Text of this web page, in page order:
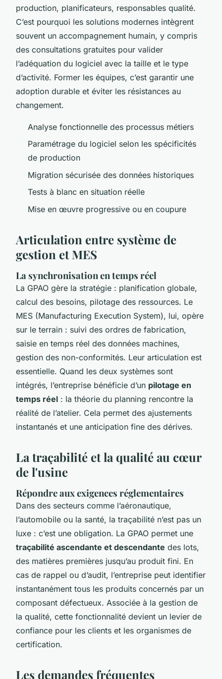
production, planificateurs, responsables qualité.
C’est pourquoi les solutions modernes intègrent
souvent un accompagnement humain, y compris
des consultations gratuites pour valider
l’adéquation du logiciel avec la taille et le type
d’activité. Former les équipes, c’est garantir une
adoption durable et éviter les résistances au
changement.
Analyse fonctionnelle des processus métiers
Paramétrage du logiciel selon les spécificités
de production
Migration sécurisée des données historiques
Tests à blanc en situation réelle
Mise en œuvre progressive ou en coupure
Articulation entre système de
gestion et MES
La synchronisation en temps réel
La GPAO gère la stratégie : planification globale,
calcul des besoins, pilotage des ressources. Le
MES (Manufacturing Execution System), lui, opère
sur le terrain : suivi des ordres de fabrication,
saisie en temps réel des données machines,
gestion des non-conformités. Leur articulation est
essentielle. Quand les deux systèmes sont
intégrés, l’entreprise bénéficie d’un pilotage en
temps réel : la théorie du planning rencontre la
réalité de l’atelier. Cela permet des ajustements
instantanés et une anticipation fine des dérives.
La traçabilité et la qualité au cœur
de l'usine
Répondre aux exigences réglementaires
Dans des secteurs comme l’aéronautique,
l’automobile ou la santé, la traçabilité n’est pas un
luxe : c’est une obligation. La GPAO permet une
traçabilité ascendante et descendante des lots,
des matières premières jusqu’au produit fini. En
cas de rappel ou d’audit, l’entreprise peut identifier
instantanément tous les produits concernés par un
composant défectueux. Associée à la gestion de
la qualité, cette fonctionnalité devient un levier de
confiance pour les clients et les organismes de
certification.
Les demandes fréquentes